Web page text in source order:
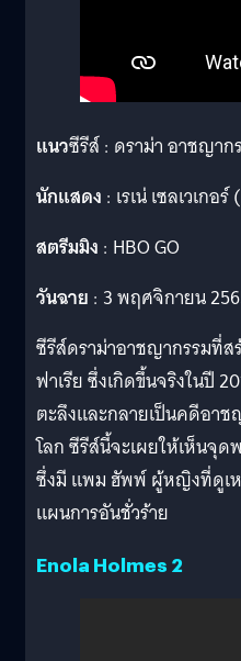
แนวซีรีส์ : ดราม่า อาชญาก
นักแสดง : เรเน่ เซลเวเกอ
สตรีมมิง : HBO GO
วันฉาย : 3 พฤศจิกายน
ซีรีส์ดราม่าอาชญากรรมที่ส
ฟาเรีย ซึ่งเกิดขึ้นจริงในปี
ตะลึงและกลายเป็นคดีอา
โลก ซีรีส์นี้จะเผยให้เห็นจุ
ซึ่งมี แพม ฮัพพ์ ผู้หญิงที่ดูเห
แผนการอันชั่วร้าย
Enola Holmes 2